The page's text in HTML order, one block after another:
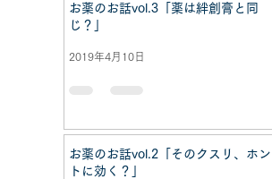
お薬のお話vol.3「薬は絆創膏と同
じ？」
2019年4月10日
お薬のお話vol.2「そのクスリ、ホン
トに効く？」